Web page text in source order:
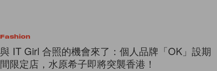
Fashion
與 IT Girl 合照的機會來了：個人品牌「OK」設期
間限定店，水原希子即將突襲香港！